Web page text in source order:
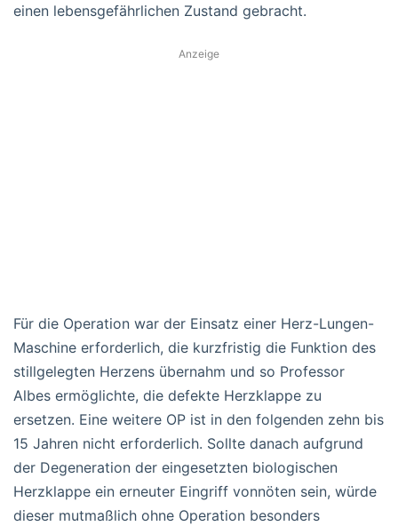
einen lebensgefährlichen Zustand gebracht.
Anzeige
Für die Operation war der Einsatz einer Herz-Lungen-
Maschine erforderlich, die kurzfristig die Funktion des
stillgelegten Herzens übernahm und so Professor
Albes ermöglichte, die defekte Herzklappe zu
ersetzen. Eine weitere OP ist in den folgenden zehn bis
15 Jahren nicht erforderlich. Sollte danach aufgrund
der Degeneration der eingesetzten biologischen
Herzklappe ein erneuter Eingriff vonnöten sein, würde
dieser mutmaßlich ohne Operation besonders